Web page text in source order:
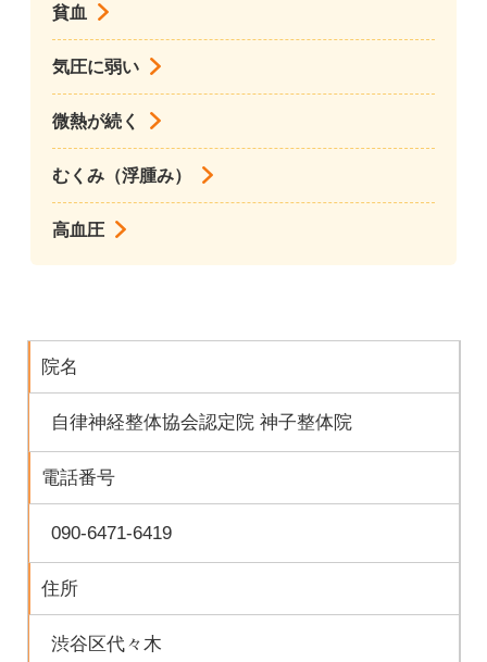
貧血
気圧に弱い
微熱が続く
むくみ（浮腫み）
高血圧
院名
自律神経整体協会認定院 神子整体院
電話番号
090-6471-6419
住所
渋谷区代々木